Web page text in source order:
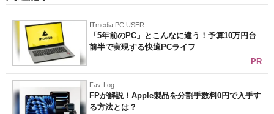
ITmedia PC USER
「5年前のPC」とこんなに違う！予算10万円台
前半で実現する快適PCライフ
PR
Fav-Log
FPが解説！Apple製品を分割手数料0円で入手す
る方法とは？